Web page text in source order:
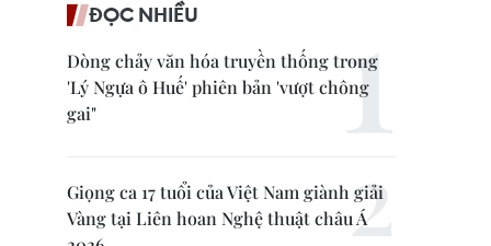
ĐỌC NHIỀU
Dòng chảy văn hóa truyền thống trong
'Lý Ngựa ô Huế' phiên bản 'vượt chông
gai"
Giọng ca 17 tuổi của Việt Nam giành giải
Vàng tại Liên hoan Nghệ thuật châu Á